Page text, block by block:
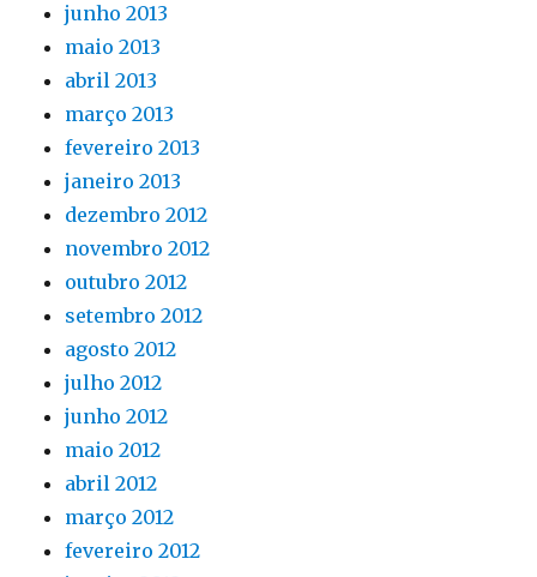
junho 2013
maio 2013
abril 2013
março 2013
fevereiro 2013
janeiro 2013
dezembro 2012
novembro 2012
outubro 2012
setembro 2012
agosto 2012
julho 2012
junho 2012
maio 2012
abril 2012
março 2012
fevereiro 2012